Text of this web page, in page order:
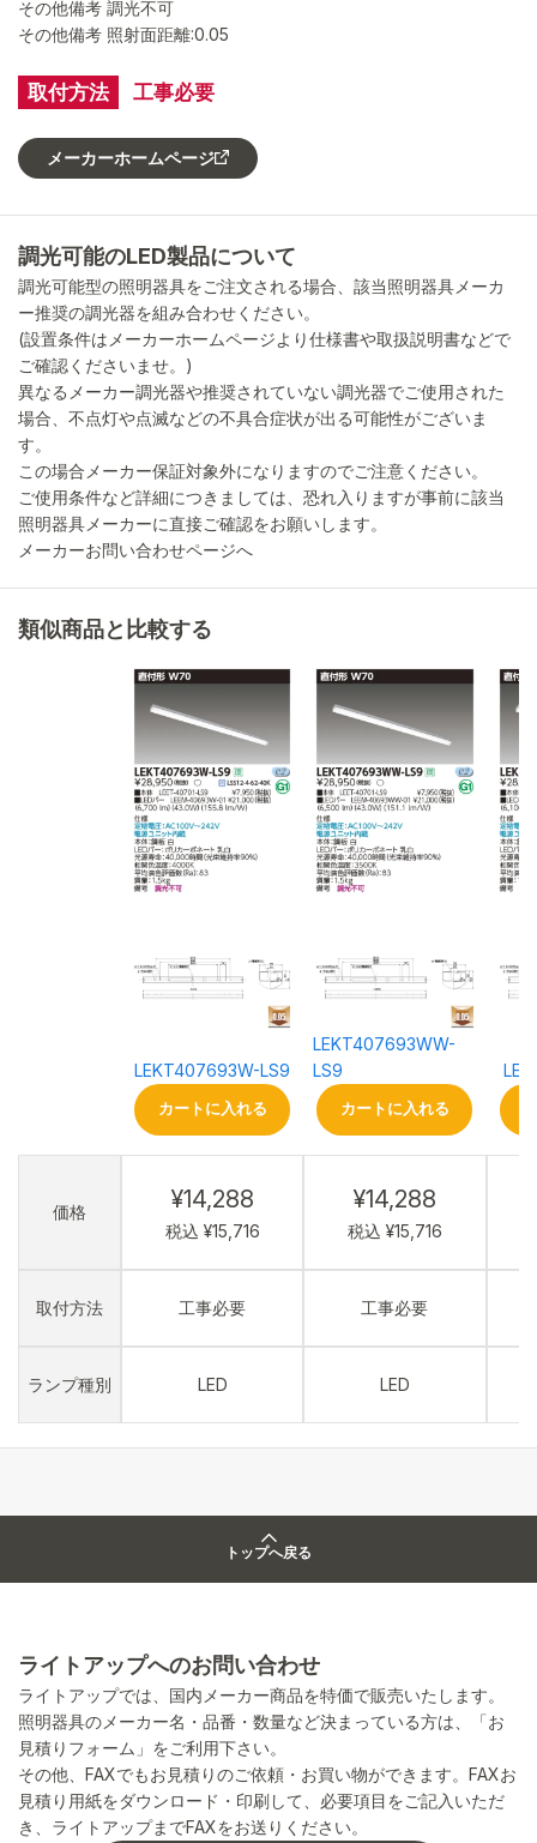
取付方法 工事必要
その他備考 調光不可
その他備考 照射面距離:0.05
メーカーホームページ
調光可能のLED製品について
調光可能型の照明器具をご注文される場合、該当照明器具メーカ
ー推奨の調光器を組み合わせください。
(設置条件はメーカーホームページより仕様書や取扱説明書などで
ご確認くださいませ。)
異なるメーカー調光器や推奨されていない調光器でご使用された
場合、不点灯や点滅などの不具合症状が出る可能性がございま
す。
この場合メーカー保証対象外になりますのでご注意ください。
ご使用条件など詳細につきましては、恐れ入りますが事前に該当
照明器具メーカーに直接ご確認をお願いします。
メーカーお問い合わせページへ
類似商品と比較する
価格
取付方法
ランプ種別
LEKT407693W-LS9
カートに入れる
¥14,288
税込 ¥15,716
工事必要
LED
LEKT407693WW-
LS9
カートに入れる
¥14,288
税込 ¥15,716
工事必要
LED
トップへ戻る
ライトアップへのお問い合わせ
ライトアップでは、国内メーカー商品を特価で販売いたします。
照明器具のメーカー名・品番・数量など決まっている方は、「お
見積りフォーム」をご利用下さい。
その他、FAXでもお見積りのご依頼・お買い物ができます。FAXお
見積り用紙をダウンロード・印刷して、必要項目をご記入いただ
き、ライトアップまでFAXをお送りください。